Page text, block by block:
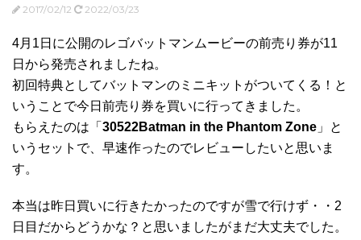
2017/02/12 2022/03/23
4月1日に公開のレゴバットマンムービーの前売り券が11
日から発売されましたね。
初回特典としてバットマンのミニキットがついてくる！と
いうことで今日前売り券を買いに行ってきました。
もらえたのは「 30522Batman in the Phantom Zone 」と
いうセットで、早速作ったのでレビューしたいと思いま
す。
本当は昨日買いに行きたかったのですが雪で行けず・・2
日目だからどうかな？と思いましたがまだ大丈夫でした。